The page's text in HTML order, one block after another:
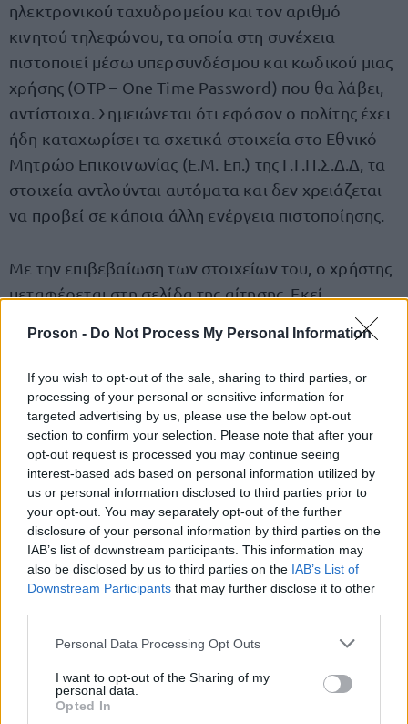
Proson - Do Not Process My Personal Information
If you wish to opt-out of the sale, sharing to third parties, or
processing of your personal or sensitive information for
targeted advertising by us, please use the below opt-out
section to confirm your selection. Please note that after your
opt-out request is processed you may continue seeing
interest-based ads based on personal information utilized by
us or personal information disclosed to third parties prior to
your opt-out. You may separately opt-out of the further
disclosure of your personal information by third parties on the
IAB’s list of downstream participants. This information may
also be disclosed by us to third parties on the IAB’s List of
Downstream Participants that may further disclose it to other
Please note that this website/app uses one or more Google
not limited to your visit or usage behaviour. You may click to
grant or deny consent to Google and its third-party tags to
use your data for below specified purposes in below Google
Personal Data Processing Opt Outs
I want to opt-out of the Sharing of my
personal data.
Opted In
ηλεκτρονικού ταχυδρομείου και τον αριθμό
κινητού τηλεφώνου, τα οποία στη συνέχεια
πιστοποιεί μέσω υπερσυνδέσμου και κωδικού μιας
χρήσης (OTP – One Time Password) που θα λάβει,
αντίστοιχα. Σημειώνεται ότι εφόσον ο πολίτης έχει
ήδη καταχωρίσει τα σχετικά στοιχεία στο Εθνικό
Μητρώο Επικοινωνίας (Ε.Μ. Επ.) της Γ.Γ.Π.Σ.Δ.Δ, τα
στοιχεία αντλούνται αυτόματα και δεν χρειάζεται
να προβεί σε κάποια άλλη ενέργεια πιστοποίησης.
Με την επιβεβαίωση των στοιχείων του, ο χρήστης
μεταφέρεται στη σελίδα της αίτησης. Εκεί
ΑΦΜ δικαιούχου
Όνομα δικαιούχου
Επίθετο δικαιούχου
Οικογενειακή κατάσταση (Ωφελούμενοι)
- Στοιχεία υπόχρεου (ΑΦΜ, ΑΜΚΑ, Όνομα, Επίθετο)
- Στοιχεία Κύριας Κατοικίας (Διεύθυνση,
Ταχυδρομικός Κώδικας [ΤΚ])